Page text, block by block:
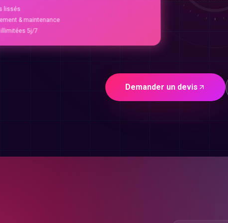
lissés
& maintenance
5j/7
Demander un devis